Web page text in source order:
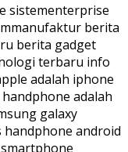
sistementerprise
berita
berita gadget
terbaru info
adalah iphone
adalah
galaxy
android